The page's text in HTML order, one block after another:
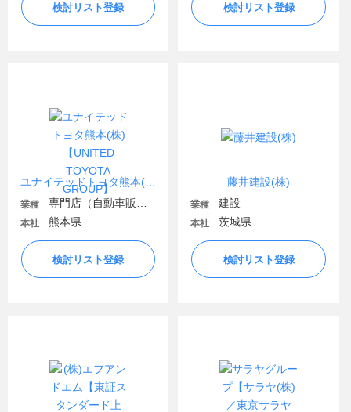
検討リスト登録 検討リスト登録
業種
本社 熊本県
検討リスト登録
藤井建設(株)
業種 建設
本社 茨城県
検討リスト登録